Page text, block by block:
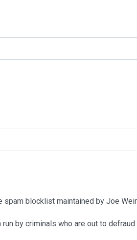
blocklist maintained by Joe
by criminals who are out to defraud